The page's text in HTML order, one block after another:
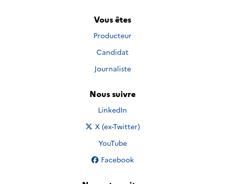
Vous êtes
Producteur
Candidat
Journaliste
Nous suivre
Nous suivre sur
LinkedIn
Nous suivre sur
X (ex-Twitter)
Nous suivre sur
YouTube
Nous suivre sur
Facebook